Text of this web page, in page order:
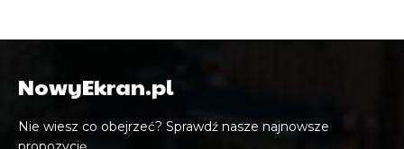
NowyEkran.pl
Nie wiesz co obejrzeć? Sprawdź nasze najnowsze